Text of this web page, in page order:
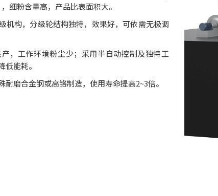
细粉含量高，产品比表面积大。
机构，分级轮结构独特，效果好，可依需无极调
，工作环境粉尘少；采用半自动控制及独特工
能耗。
磨合金钢或高铬制造，使用寿命提高2~3倍。